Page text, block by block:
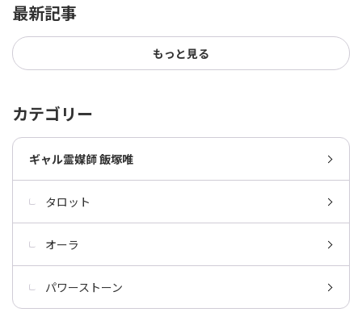
最新記事
もっと見る
カテゴリー
ギャル霊媒師 飯塚唯
タロット
オーラ
パワーストーン